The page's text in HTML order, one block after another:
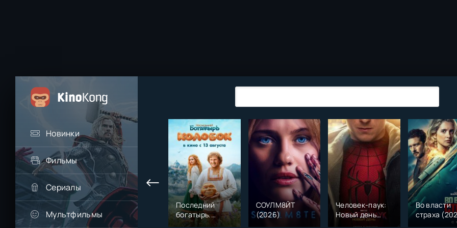
Новинки
Фильмы
Сериалы
Мультфильмы
Последний
богатырь.
Колобок (2026)
СОУЛМ8ЙТ
(2026)
Человек-паук:
Новый день
(2026)
Во власти
страха